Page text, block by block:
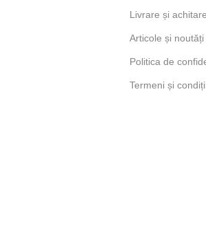
Livrare și
Articole și noutăți
Politica de
Termeni și